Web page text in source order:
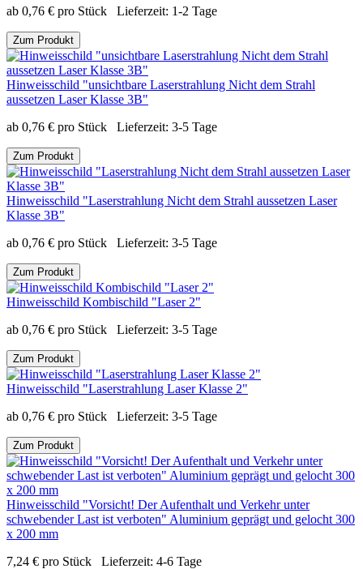
ab 0,76 € pro Stück Lieferzeit: 1-2 Tage
Zum Produkt
Hinweisschild "unsichtbare Laserstrahlung Nicht dem Strahl
aussetzen Laser Klasse 3B"
ab 0,76 € pro Stück Lieferzeit: 3-5 Tage
Zum Produkt
Hinweisschild "Laserstrahlung Nicht dem Strahl aussetzen Laser
Klasse 3B"
ab 0,76 € pro Stück Lieferzeit: 3-5 Tage
Zum Produkt
Hinweisschild Kombischild "Laser 2"
ab 0,76 € pro Stück Lieferzeit: 3-5 Tage
Zum Produkt
Hinweisschild "Laserstrahlung Laser Klasse 2"
ab 0,76 € pro Stück Lieferzeit: 3-5 Tage
Zum Produkt
Hinweisschild "Vorsicht! Der Aufenthalt und Verkehr unter
schwebender Last ist verboten" Aluminium geprägt und gelocht 300
x 200 mm
7,24 € pro Stück Lieferzeit: 4-6 Tage